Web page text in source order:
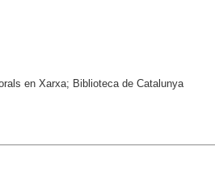
en Xarxa; Biblioteca de Catalunya